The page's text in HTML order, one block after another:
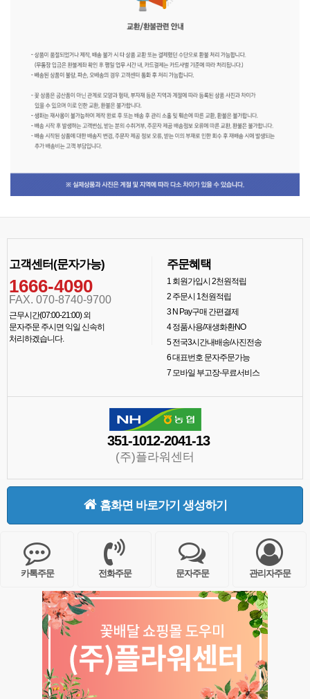
고객센터(문자가능)
1666-4090
FAX. 070-8740-9700
근무시간(07:00-21:00) 외
문자주문 주시면 익일 신속히
처리하겠습니다.
주문혜택
1회원가입시 2천원적립
2주문시 1천원적립
3N Pay구매 간편결제
4정품사용/재생화환NO
5전국3시간내배송/사진전송
6대표번호 문자주문가능
7모바일 부고장-무료서비스
351-1012-2041-13
(주)플라워센터
홈화면 바로가기 생성하기
카톡주문 전화주문 문자주문 관리자주문